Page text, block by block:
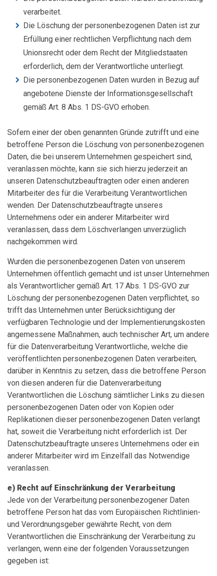
verarbeitet.
Die Löschung der personenbezogenen Daten ist zur
Erfüllung einer rechtlichen Verpflichtung nach dem
Unionsrecht oder dem Recht der Mitgliedstaaten
erforderlich, dem der Verantwortliche unterliegt.
Die personenbezogenen Daten wurden in Bezug auf
angebotene Dienste der Informationsgesellschaft
gemäß Art. 8 Abs. 1 DS-GVO erhoben.
Sofern einer der oben genannten Gründe zutrifft und eine
betroffene Person die Löschung von personenbezogenen
Daten, die bei unserem Unternehmen gespeichert sind,
veranlassen möchte, kann sie sich hierzu jederzeit an
unseren Datenschutzbeauftragten oder einen anderen
Mitarbeiter des für die Verarbeitung Verantwortlichen
wenden. Der Datenschutzbeauftragte unseres
Unternehmens oder ein anderer Mitarbeiter wird
veranlassen, dass dem Löschverlangen unverzüglich
nachgekommen wird.
Wurden die personenbezogenen Daten von unserem
Unternehmen öffentlich gemacht und ist unser Unternehmen
als Verantwortlicher gemäß Art. 17 Abs. 1 DS-GVO zur
Löschung der personenbezogenen Daten verpflichtet, so
trifft das Unternehmen unter Berücksichtigung der
verfügbaren Technologie und der Implementierungskosten
angemessene Maßnahmen, auch technischer Art, um andere
für die Datenverarbeitung Verantwortliche, welche die
veröffentlichten personenbezogenen Daten verarbeiten,
darüber in Kenntnis zu setzen, dass die betroffene Person
von diesen anderen für die Datenverarbeitung
Verantwortlichen die Löschung sämtlicher Links zu diesen
personenbezogenen Daten oder von Kopien oder
Replikationen dieser personenbezogenen Daten verlangt
hat, soweit die Verarbeitung nicht erforderlich ist. Der
Datenschutzbeauftragte unseres Unternehmens oder ein
anderer Mitarbeiter wird im Einzelfall das Notwendige
veranlassen.
e) Recht auf Einschränkung der Verarbeitung
Jede von der Verarbeitung personenbezogener Daten
betroffene Person hat das vom Europäischen Richtlinien-
und Verordnungsgeber gewährte Recht, von dem
Verantwortlichen die Einschränkung der Verarbeitung zu
verlangen, wenn eine der folgenden Voraussetzungen
gegeben ist: